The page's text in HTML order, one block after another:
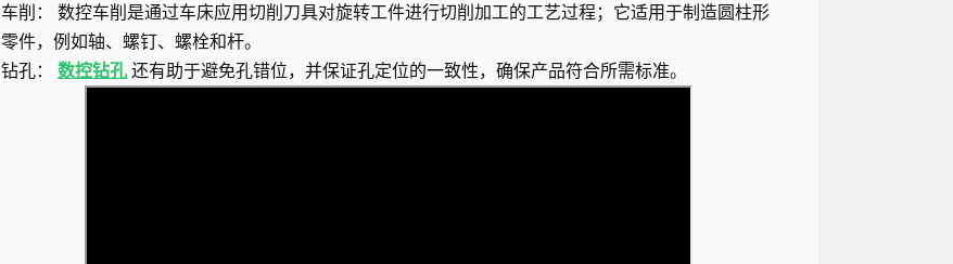
车削：数控车削是通过车床应用切削刀具对旋转工件进行切削加工的工艺过程；它适用于制造圆柱形
零件，例如轴、螺钉、螺栓和杆。
钻孔：
数控钻孔 还有助于避免孔错位，并保证孔定位的一致性，确保产品符合所需标准。